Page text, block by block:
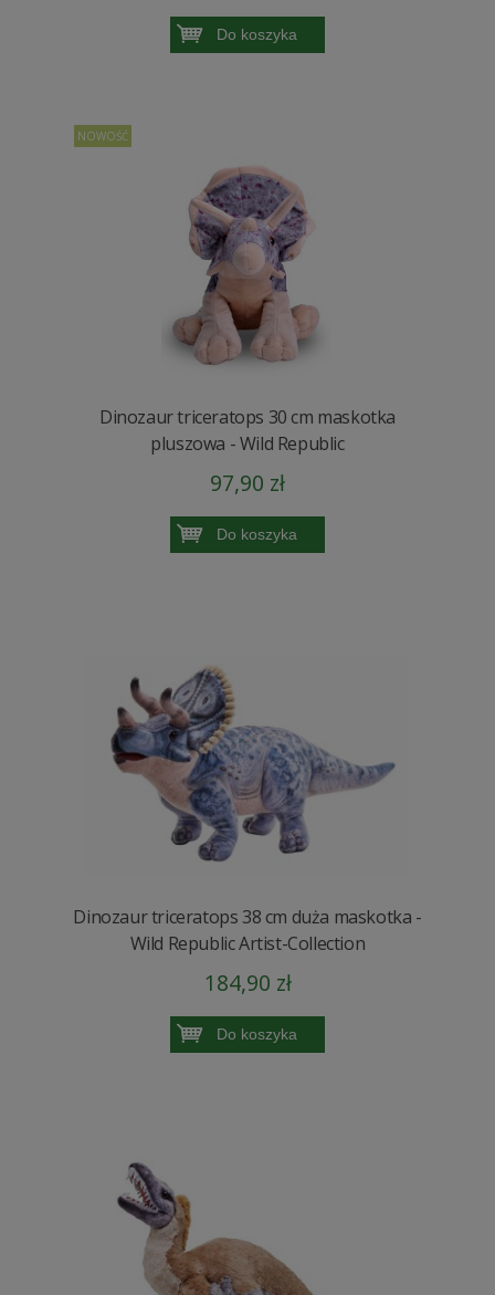
Do koszyka
Dinozaur triceratops 30 cm maskotka
pluszowa - Wild Republic
97,90 zł
Do koszyka
NOWOŚĆ
Dinozaur triceratops 38 cm duża maskotka -
Wild Republic Artist-Collection
184,90 zł
Do koszyka